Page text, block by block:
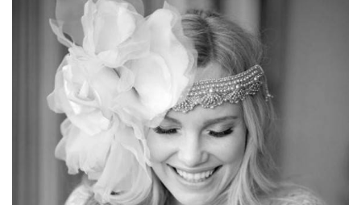
FORNECEDORES RECOMENDADOS
ANUNCIE CONNOSCO